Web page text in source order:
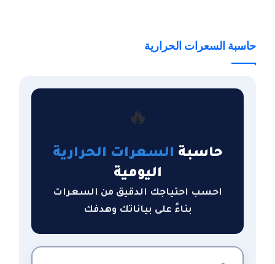
حاسبة السعرات الحرارية
🔥
حاسبة السعرات الحرارية
اليومية
احسب احتياجك الدقيق من السعرات
بناءً على بياناتك وهدفك